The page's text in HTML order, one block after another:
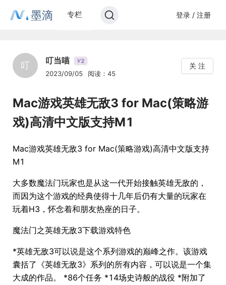
墨滴 专栏 登录 / 注册
叮 叮当喵 V2
2023/09/05 阅读：45
关 注
Mac游戏英雄无敌3 for Mac(策略游
戏)高清中文版支持M1
Mac游戏英雄无敌3 for Mac(策略游戏)高清中文版支持
M1
大多数魔法门玩家也是从这一代开始接触英雄无敌的，
而因为这个游戏的经典使得十几年后仍有大量的玩家在
玩着H3，怀念着和朋友热座的日子。
魔法门之英雄无敌3下载游戏特色
*英雄无敌3可以说是这个系列游戏的巅峰之作。该游戏
囊括了《英雄无敌3》系列的所有内容，可以说是一个集
大成的作品。 *86个任务 *14场史诗般的战役 *附加了